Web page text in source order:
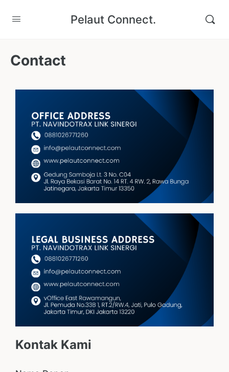
Pelaut Connect.
Contact
Kontak Kami